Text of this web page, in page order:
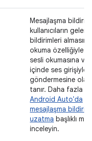
Mesajlaşma
kullanıcıların gelen
bildirimleri
okuma özelliğiyle
sesli okumasına ve
içinde ses girişiyle
göndermesine
tanır. Daha fazla
Android Auto'da
mesajlaşma
uzatma başlıklı
inceleyin.